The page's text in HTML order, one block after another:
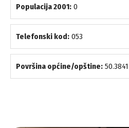
Populacija 2001: 0
Telefonski kod: 053
Površina općine/opštine: